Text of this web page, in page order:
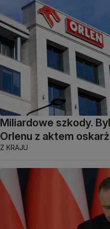
Miliardowe szkody.
Orlenu z aktem
Z KRAJU